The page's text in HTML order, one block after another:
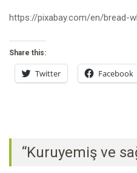
https://pixabay.com/en/bread-
Share this:
Twitter Facebook
“Kuruyemiş ve